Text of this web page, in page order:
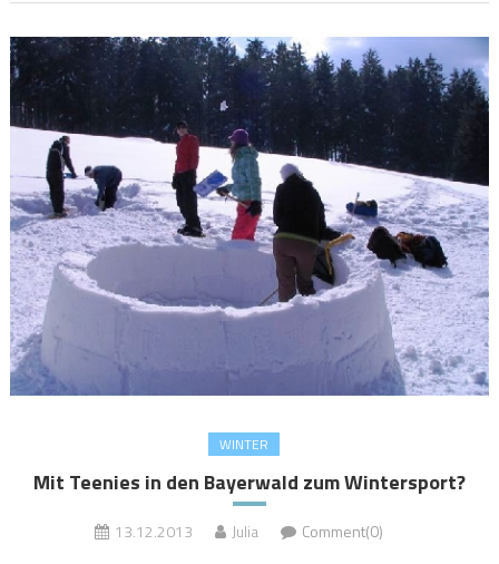
WINTER
Mit Teenies in den Bayerwald zum Wintersport?
13.12.2013 Julia Comment(0)